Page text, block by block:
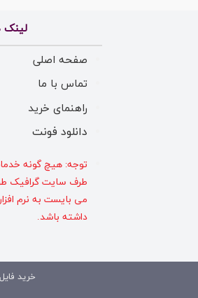
لینک
صفحه اصلی
تماس با ما
راهنمای خرید
دانلود فونت
توجه: هیچ گونه
طرف سایت گرافیک
می بایست به نرم
داشته باشد.
خرید